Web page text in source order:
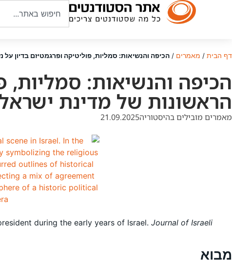
דף הבית / מאמרים / הכיפה והנשיאות: סמליות, פוליטיקה ופרגמטיזם בדיון
הכיפה והנשיאות: סמליות,
הראשונות של מדינת
מאמרים מובילים בהיסטוריה21.09.2025
during the early years of Israel. Journal of Israeli
מבוא